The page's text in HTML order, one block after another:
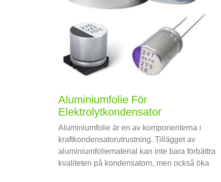
Aluminiumfolie För
Elektrolytkondensator
Aluminiumfolie är en av komponenterna i
kraftkondensatorutrustning. Tillägget av
aluminiumfoliematerial kan inte bara förbättra
kvaliteten på kondensatorn, men också öka